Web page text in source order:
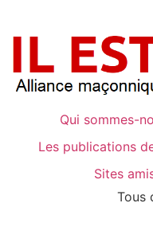
Qui sommes-
Les publications
Sites
Tous